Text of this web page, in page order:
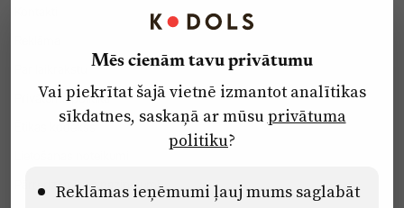
Privātuma politika
Ētikas kodekss
Pārredzamības paziņojumi
Mēs cienām tavu privātumu
Vai piekrītat šajā vietnē izmantot analītikas
sīkdatnes, saskaņā ar mūsuprivātuma
politiku?
Reklāmas ieņēmumi ļauj mums saglabāt